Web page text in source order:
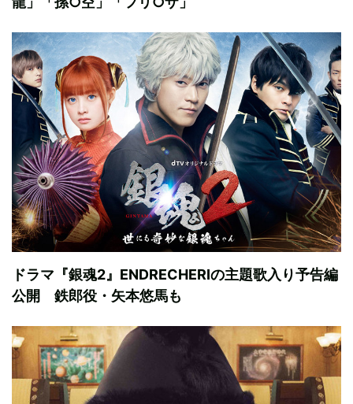
ドラマ『銀魂2』ENDRECHERIの主題歌入り予告編
公開 鉄郎役・矢本悠馬も